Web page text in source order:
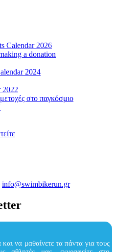
Calendar 2026
a donation
2024
2022
στο παγκόσμιο
info@swimbikerun.gr
να μαθαίνετε τα πάντα για τους